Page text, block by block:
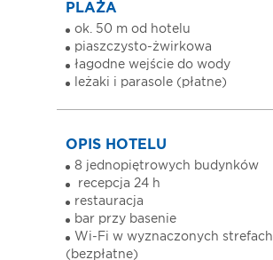
PLAŻA
ok. 50 m od hotelu
piaszczysto-żwirkowa
łagodne wejście do wody
leżaki i parasole (płatne)
OPIS HOTELU
8 jednopiętrowych budynków
recepcja 24 h
restauracja
bar przy basenie
Wi-Fi w wyznaczonych strefach
(bezpłatne)